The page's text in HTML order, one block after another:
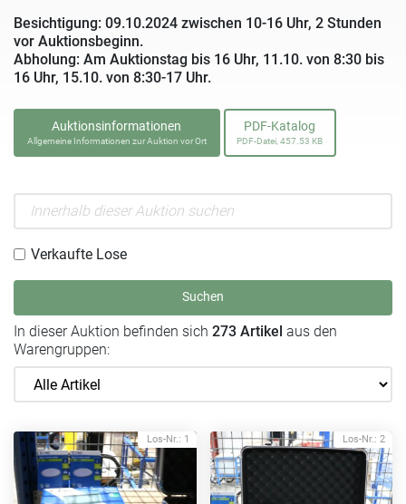
Besichtigung: 09.10.2024 zwischen 10-16 Uhr, 2 Stunden
vor Auktionsbeginn.
Abholung: Am Auktionstag bis 16 Uhr, 11.10. von 8:30 bis
16 Uhr, 15.10. von 8:30-17 Uhr.
Auktionsinformationen
Allgemeine Informationen zur Auktion vor Ort
PDF-Katalog
PDF-Datei, 457.53 KB
Verkaufte Lose
Suchen
In dieser Auktion befinden sich 273 Artikel aus den
Warengruppen:
Los-Nr.: 1 Los-Nr.: 2